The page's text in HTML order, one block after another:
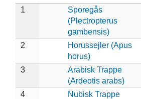
1
Sporegås
(Plectropterus
gambensis)
2
Horussejler (Apus
horus)
3
Arabisk Trappe
(Ardeotis arabs)
4
Nubisk Trappe